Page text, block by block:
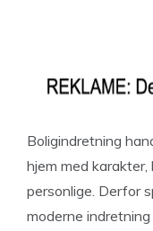
Boligindretning
hjem med
personlige. Derfor
moderne